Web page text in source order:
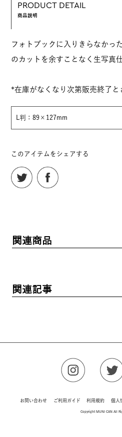
PRODUCT DETAIL
商品説明
フォトブックに入りきらなかっ
のカットを余すことなく生写真
*在庫がなくなり次第販売終了と
L判：89×127mm
このアイテムをシェアする
関連商品
関連記事
お問い合わせ ご利用ガイド 利用規約 個人
Copyright MUNI CAN All